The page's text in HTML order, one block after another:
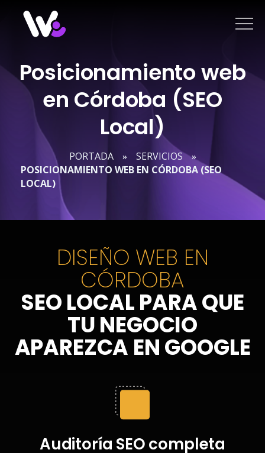
contenido
Posicionamiento web
en Córdoba (SEO
Local)
PORTADA » SERVICIOS »
POSICIONAMIENTO WEB EN CÓRDOBA (SEO
LOCAL)
DISEÑO WEB EN
CÓRDOBA
SEO LOCAL PARA QUE
TU NEGOCIO
APAREZCA EN GOOGLE
Auditoría SEO completa